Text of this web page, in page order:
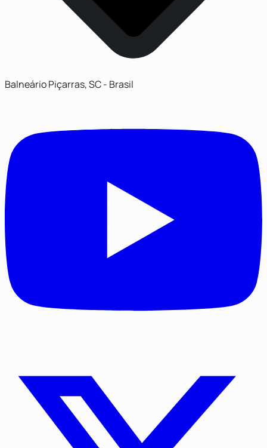
Balneário Piçarras, SC - Brasil